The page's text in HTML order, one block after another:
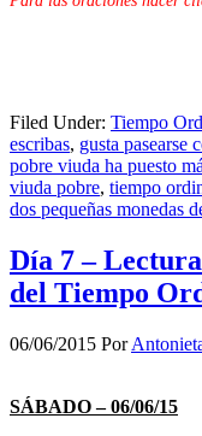
Filed Under: Tiempo
escribas, gusta pasearse
pobre viuda ha puesto
viuda pobre, tiempo
dos pequeñas monedas
Día 7 –
del Tiempo
06/06/2015 Por
SÁBADO – 06/06/15